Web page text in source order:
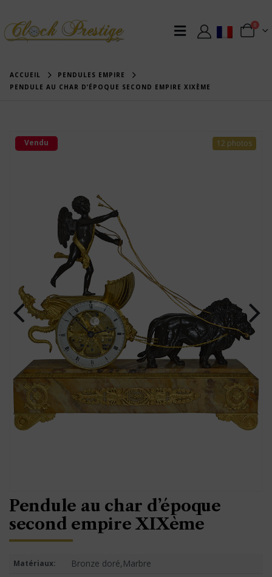
0
ACCUEIL
PENDULES EMPIRE
PENDULE AU CHAR D’ÉPOQUE SECOND EMPIRE XIXÈME
12 photos
Vendu
Pendule au char d’époque
second empire XIXème
Matériaux: Bronze doré,Marbre